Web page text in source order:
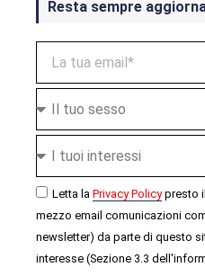
Resta sempre
Letta la Privacy Policypresto
mezzo email comunicazioni
newsletter) da parte di questo
interesse (Sezione 3.3